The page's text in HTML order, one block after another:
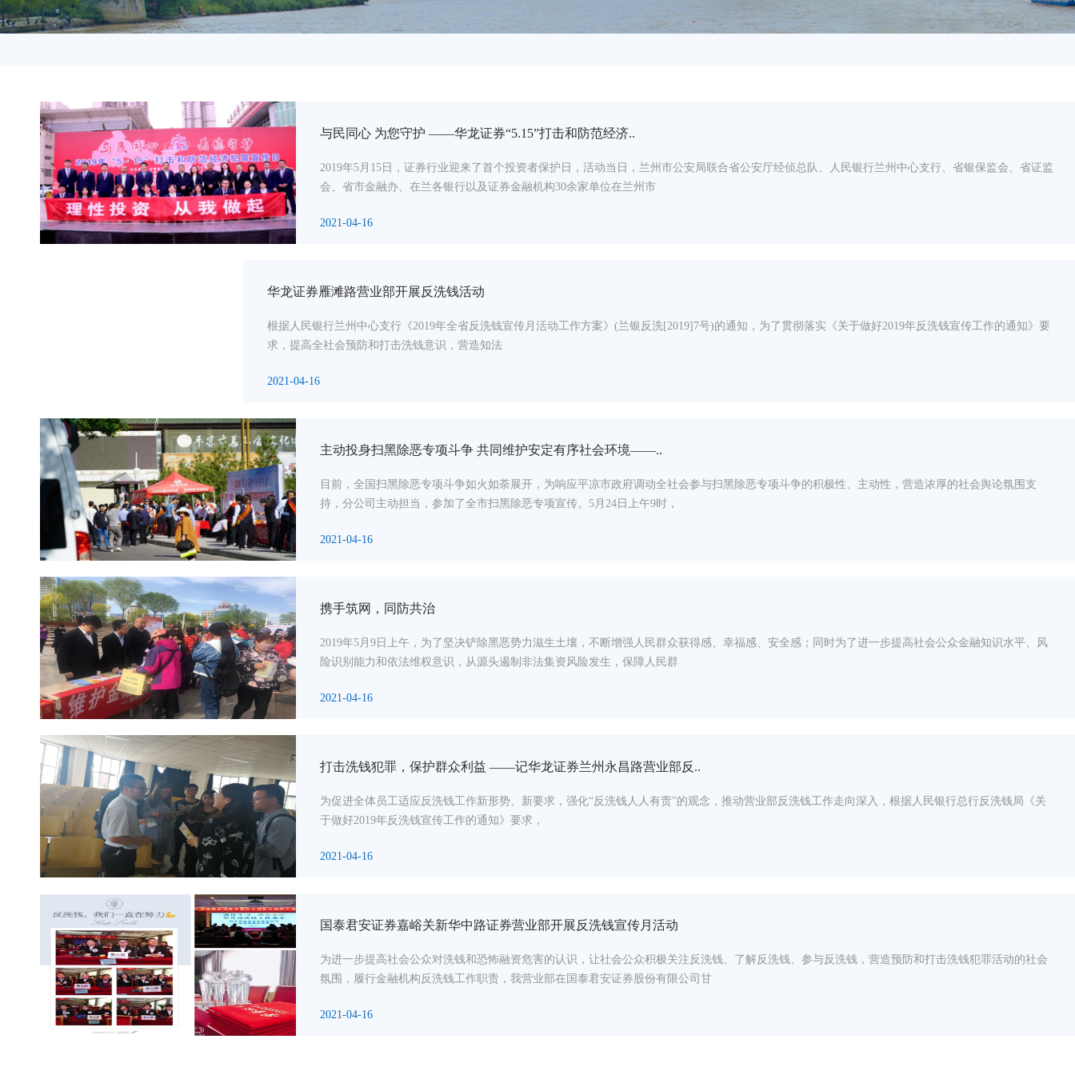
与民同心 为您守护 ——华龙证券“5.15”打击和防范经济..
2019年5月15日，证券行业迎来了首个投资者保护日，活动当日，兰州市公安局联合省公安厅经侦总队、人民银行兰州中心支行、省银保监会、省证监
会、省市金融办、在兰各银行以及证券金融机构30余家单位在兰州市
2021-04-16
华龙证券雁滩路营业部开展反洗钱活动
根据人民银行兰州中心支行《2019年全省反洗钱宣传月活动工作方案》(兰银反洗[2019]7号)的通知，为了贯彻落实《关于做好2019年反洗钱宣传工作的通知》要
求，提高全社会预防和打击洗钱意识，营造知法
2021-04-16
主动投身扫黑除恶专项斗争 共同维护安定有序社会环境——..
目前，全国扫黑除恶专项斗争如火如荼展开，为响应平凉市政府调动全社会参与扫黑除恶专项斗争的积极性、主动性，营造浓厚的社会舆论氛围支
持，分公司主动担当，参加了全市扫黑除恶专项宣传。5月24日上午9时，
2021-04-16
携手筑网，同防共治
2019年5月9日上午，为了坚决铲除黑恶势力滋生土壤，不断增强人民群众获得感、幸福感、安全感；同时为了进一步提高社会公众金融知识水平、风
险识别能力和依法维权意识，从源头遏制非法集资风险发生，保障人民群
2021-04-16
打击洗钱犯罪，保护群众利益 ——记华龙证券兰州永昌路营业部反..
为促进全体员工适应反洗钱工作新形势、新要求，强化“反洗钱人人有责”的观念，推动营业部反洗钱工作走向深入，根据人民银行总行反洗钱局《关
于做好2019年反洗钱宣传工作的通知》要求，
2021-04-16
国泰君安证券嘉峪关新华中路证券营业部开展反洗钱宣传月活动
为进一步提高社会公众对洗钱和恐怖融资危害的认识，让社会公众积极关注反洗钱、了解反洗钱、参与反洗钱，营造预防和打击洗钱犯罪活动的社会
氛围，履行金融机构反洗钱工作职责，我营业部在国泰君安证券股份有限公司甘
2021-04-16